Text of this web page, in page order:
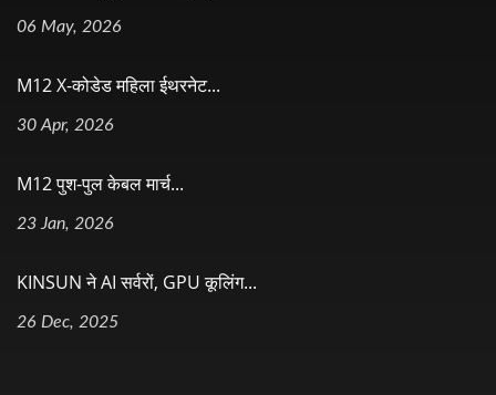
06 May, 2026
M12 X-कोडेड महिला ईथरनेट...
30 Apr, 2026
M12 पुश-पुल केबल मार्च...
23 Jan, 2026
KINSUN ने AI सर्वरों, GPU कूलिंग...
26 Dec, 2025